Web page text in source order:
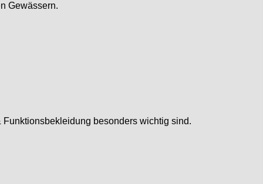
Gewässern.
besonders wichtig sind.